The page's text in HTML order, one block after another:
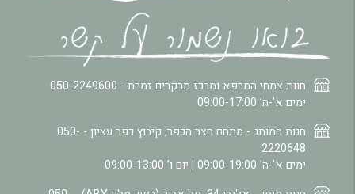
חוות צמחי המרפא ומרכז מבקרים זמרת - 050-2249600
ימים א’-ה’ 09:00-17:00
חנות המותג - מתחם חצר הכפר, קיבוץ כפר עציון - 050-
2220648
ימים א’-ה’ 09:00-19:00 | יום ו’ 09:00-13:00